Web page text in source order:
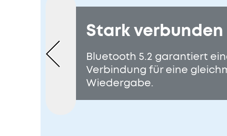
Stark verbunden
Bluetooth 5.2 garantiert
Verbindung für eine
Wiedergabe.